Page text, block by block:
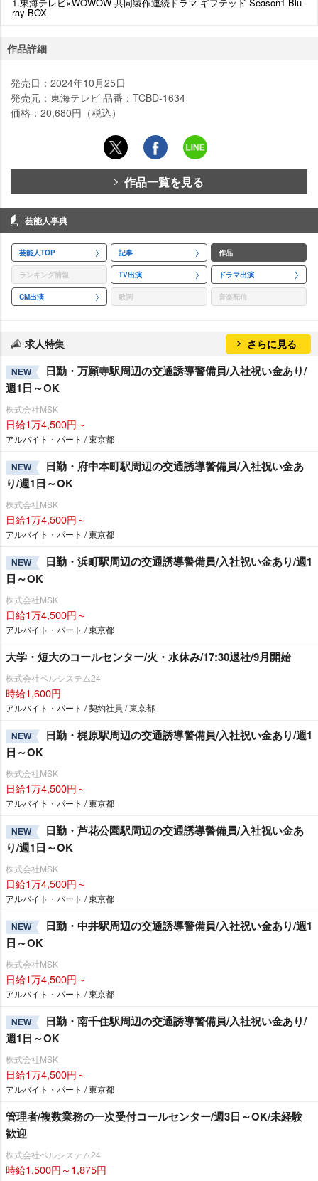
1.東海テレビ×WOWOW 共同製作連続ドラマ ギフテッド Season1 Blu-
ray BOX
作品詳細
発売日：2024年10月25日
発売元：東海テレビ 品番：TCBD-1634
価格：20,680円（税込）
作品一覧を見る
芸能人事典
芸能人TOP 記事 作品
ランキング情報 TV出演 ドラマ出演
CM出演 歌詞 音楽配信
求人特集 さらに見る
NEW
日勤・万願寺駅周辺の交通誘導警備員/入社祝い金あり/
週1日～OK
株式会社MSK
日給1万4,500円～
アルバイト・パート / 東京都
NEW
日勤・府中本町駅周辺の交通誘導警備員/入社祝い金あ
り/週1日～OK
株式会社MSK
日給1万4,500円～
アルバイト・パート / 東京都
NEW
日勤・浜町駅周辺の交通誘導警備員/入社祝い金あり/週1
日～OK
株式会社MSK
日給1万4,500円～
アルバイト・パート / 東京都
大学・短大のコールセンター/火・水休み/17:30退社/9月開始
株式会社ベルシステム24
時給1,600円
アルバイト・パート / 契約社員 / 東京都
NEW
日勤・梶原駅周辺の交通誘導警備員/入社祝い金あり/週1
日～OK
株式会社MSK
日給1万4,500円～
アルバイト・パート / 東京都
NEW
日勤・芦花公園駅周辺の交通誘導警備員/入社祝い金あ
り/週1日～OK
株式会社MSK
日給1万4,500円～
アルバイト・パート / 東京都
NEW
日勤・中井駅周辺の交通誘導警備員/入社祝い金あり/週1
日～OK
株式会社MSK
日給1万4,500円～
アルバイト・パート / 東京都
NEW
日勤・南千住駅周辺の交通誘導警備員/入社祝い金あり/
週1日～OK
株式会社MSK
日給1万4,500円～
アルバイト・パート / 東京都
管理者/複数業務の一次受付コールセンター/週3日～OK/未経験
歓迎
株式会社ベルシステム24
時給1,500円～1,875円